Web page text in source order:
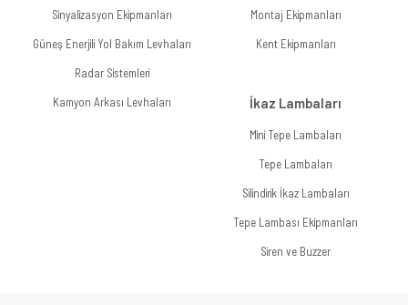
Sinyalizasyon Ekipmanları
Güneş Enerjili Yol Bakım Levhaları
Radar Sistemleri
Kamyon Arkası Levhaları
Montaj Ekipmanları
Kent Ekipmanları
İkaz Lambaları
Mini Tepe Lambaları
Tepe Lambaları
Silindirik İkaz Lambaları
Tepe Lambası Ekipmanları
Siren ve Buzzer